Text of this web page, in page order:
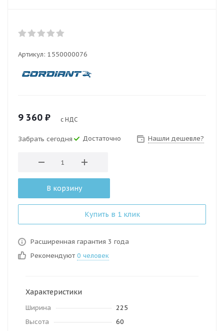
Артикул: 1550000076
9 360 ₽ с НДС
Забрать сегодня Достаточно Нашли дешевле?
В корзину
Купить в 1 клик
Расширенная гарантия 3 года
Рекомендуют 0 человек
Характеристики
Ширина
225
Высота
60